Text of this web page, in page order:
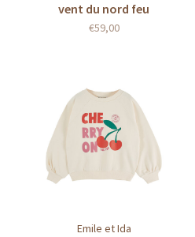
vent du nord feu
€59,00
Emile et Ida